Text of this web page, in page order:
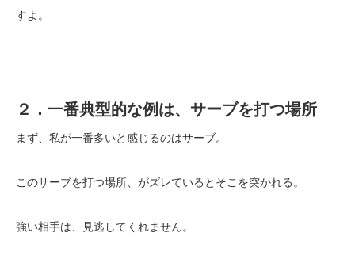
すよ。
２．一番典型的な例は、サーブを打つ場所
まず、私が一番多いと感じるのはサーブ。
このサーブを打つ場所、がズレているとそこを突かれる。
強い相手は、見逃してくれません。